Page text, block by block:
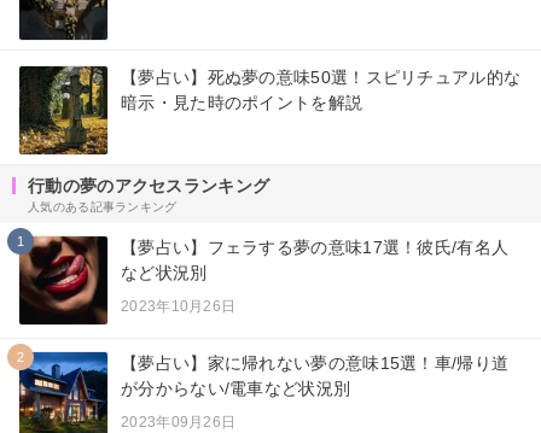
【夢占い】死ぬ夢の意味50選！スピリチュアル的な
暗示・見た時のポイントを解説
行動の夢のアクセスランキング
人気のある記事ランキング
1
【夢占い】フェラする夢の意味17選！彼氏/有名人
など状況別
2023年10月26日
2
【夢占い】家に帰れない夢の意味15選！車/帰り道
が分からない/電車など状況別
2023年09月26日